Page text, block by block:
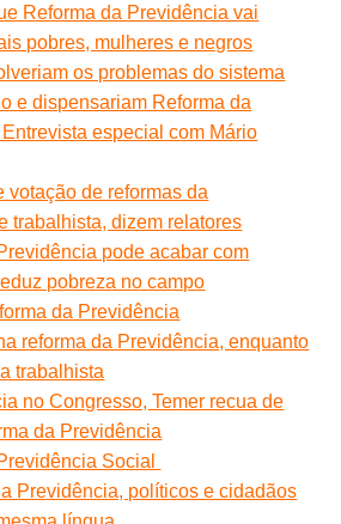
Reforma da Previdência vai
pobres, mulheres e negros
os problemas do sistema
e dispensariam Reforma da
especial com Mário
votação de reformas da
trabalhista, dizem relatores
pode acabar com
pobreza no campo
da Previdência
reforma da Previdência, enquanto
trabalhista
no Congresso, Temer recua de
da Previdência
Social
Previdência, políticos e cidadãos